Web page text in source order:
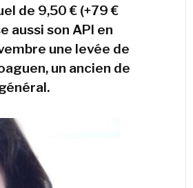
de 9,50 € (+79 €
aussi son API en
une levée de
un ancien de